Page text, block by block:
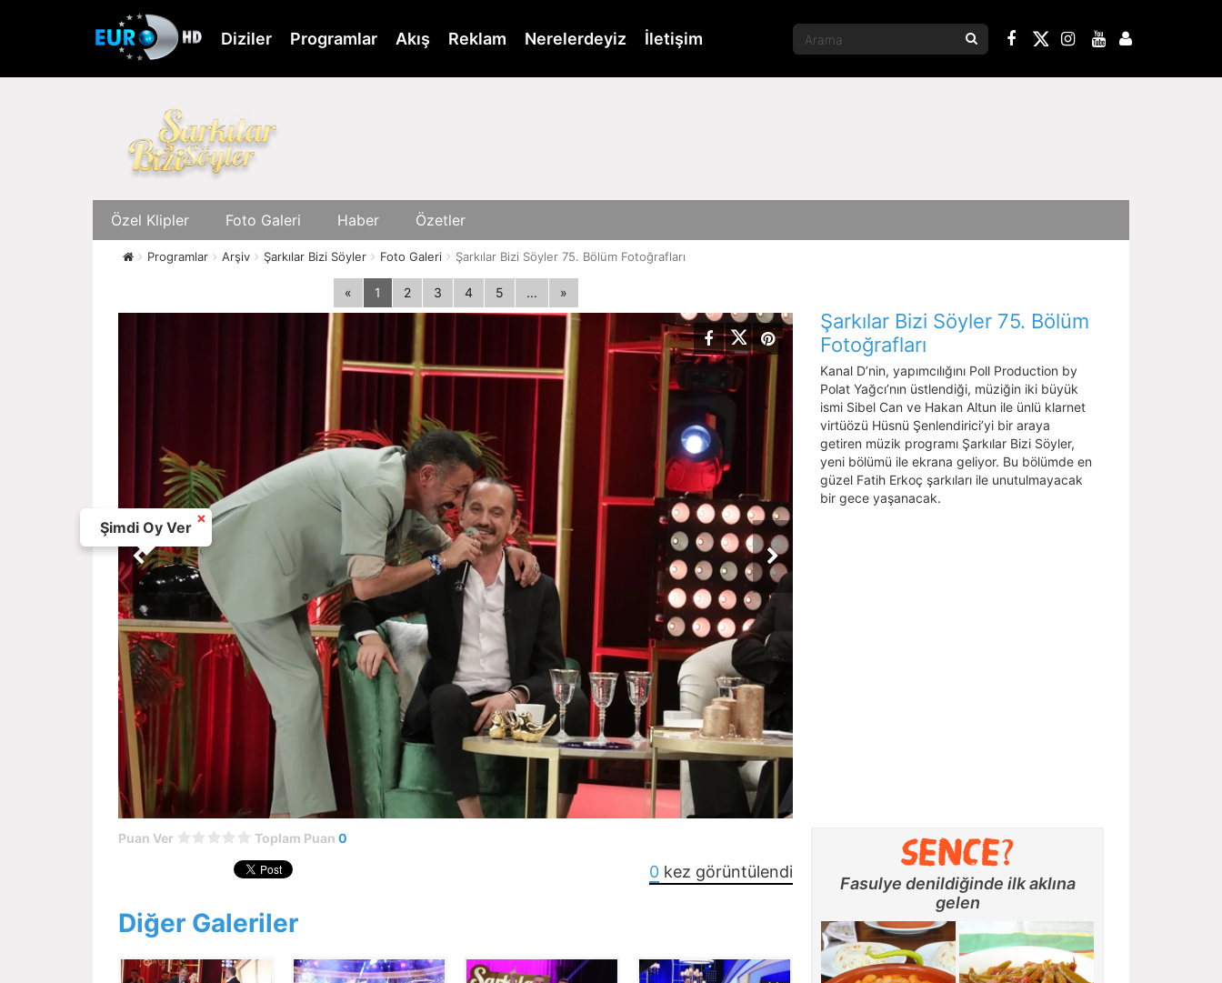
Diziler Programlar Akış Reklam Nerelerdeyiz İletişim
Özel Klipler Foto Galeri Haber Özetler
Programlar Arşiv Şarkılar Bizi Söyler Foto Galeri Şarkılar Bizi Söyler 75. Bölüm Fotoğrafları
« 1 2 3 4 5 ... »
Şarkılar Bizi Söyler 75. Bölüm
Fotoğrafları
Kanal D’nin, yapımcılığını Poll Production by
Polat Yağcı’nın üstlendiği, müziğin iki büyük
ismi Sibel Can ve Hakan Altun ile ünlü klarnet
virtüözü Hüsnü Şenlendirici’yi bir araya
getiren müzik programı Şarkılar Bizi Söyler,
yeni bölümü ile ekrana geliyor. Bu bölümde en
güzel Fatih Erkoç şarkıları ile unutulmayacak
bir gece yaşanacak.
Puan Ver Toplam Puan 0
0 kez görüntülendi
Diğer Galeriler
Fasulye denildiğinde ilk aklına
gelen
Şimdi Oy Ver
×